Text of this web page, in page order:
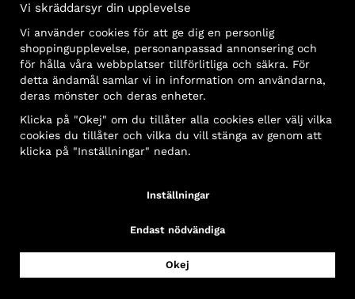
20 250 kr
Edition, svart, Housegard
Vi skräddarsyr din upplevelse
Vi använder cookies för att ge dig en personlig
shoppingupplevelse, personanpassad annonsering och
för hålla våra webbplatser tillförlitliga och säkra. För
detta ändamål samlar vi in information om användarna,
deras mönster och deras enheter.
Klicka på "Okej" om du tillåter alla cookies eller välj vilka
cookies du tillåter och vilka du vill stänga av genom att
klicka på "Inställningar" nedan.
Inställningar
Endast nödvändiga
Okej